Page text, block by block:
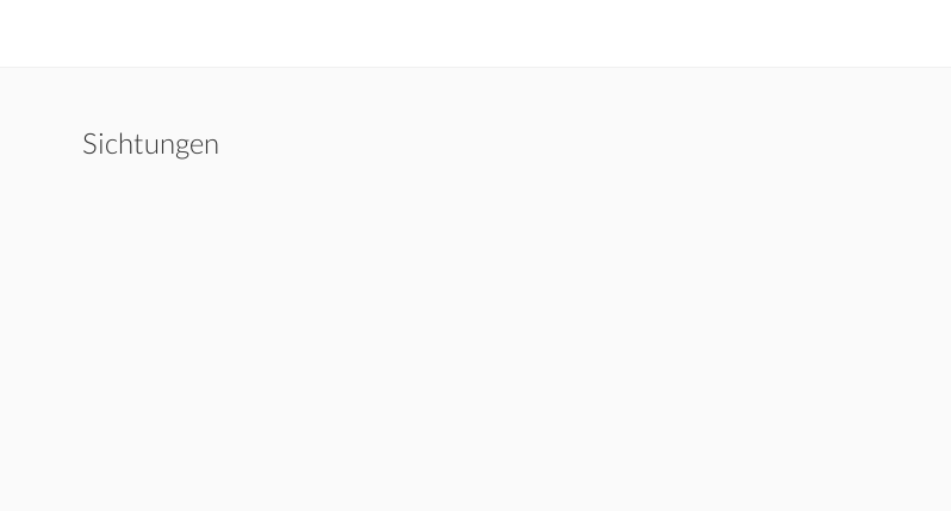
Sichtungen